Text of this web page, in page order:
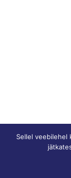
Sellel veebilehel